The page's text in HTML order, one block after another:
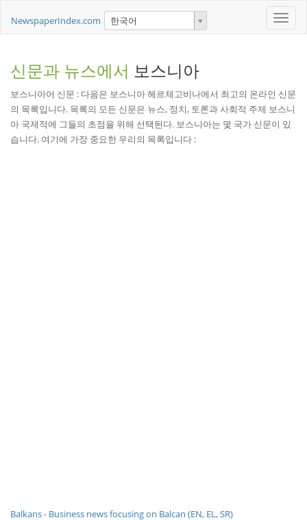
Toggle
NewspaperIndex.com 한국어
신문과 뉴스에서 보스니아
보스니아어 신문 : 다음은 보스니아 헤르체고비나에서 최고의 온라인 신문
의 목록입니다. 목록의 모든 신문은 뉴스, 정치, 토론과 사회적 주제 보스니
아 국제적에 그들의 초점을 위해 선택된다. 보스니아는 몇 국가 신문이 있
습니다. 여기에 가장 중요한 우리의 목록입니다 :
Balkans - Business news focusing on Balcan (EN, EL, SR)